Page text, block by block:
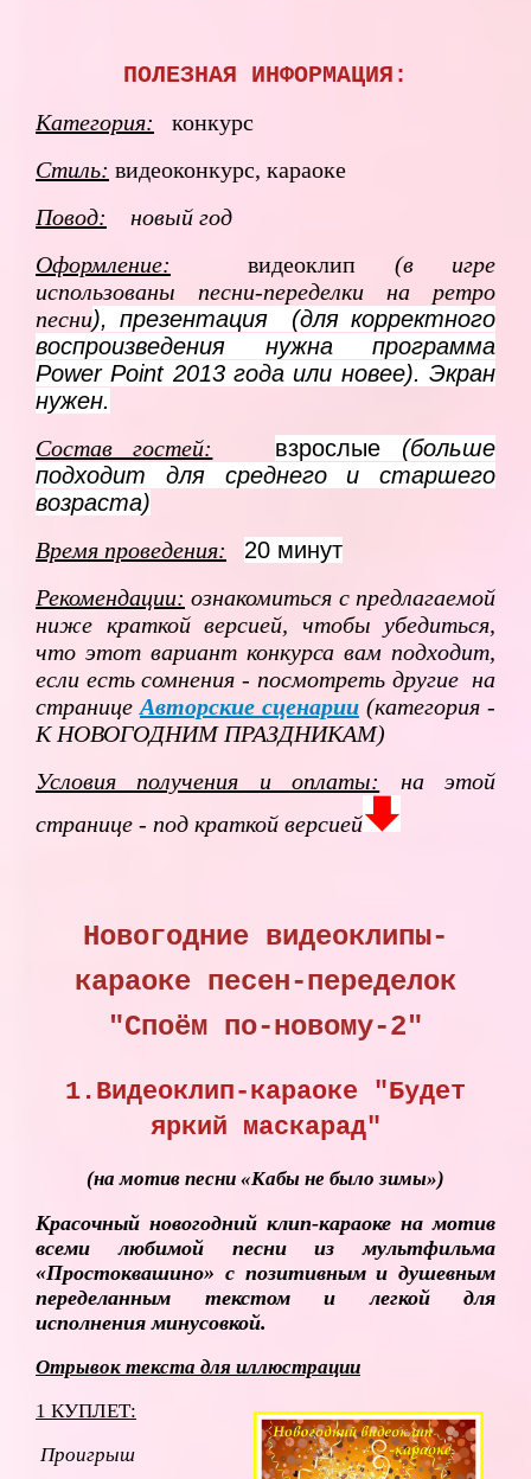
ПОЛЕЗНАЯ ИНФОРМАЦИЯ:
Категория: конкурс
Стиль: видеоконкурс, караоке
Повод: новый год
Оформление: видеоклип (в игре
использованы песни-переделки на ретро
песни), презентация (для корректного
воспроизведения нужна программа
Power Point 2013 года или новее). Экран
нужен.
Состав гостей:
взрослые (больше
подходит для среднего и старшего
возраста)
Время проведения:
20 минут
Рекомендации: ознакомиться с предлагаемой
ниже краткой версией, чтобы убедиться,
что этот вариант конкурса вам подходит,
если есть сомнения - посмотреть другие на
страницеАвторские сценарии (категория -
К НОВОГОДНИМ ПРАЗДНИКАМ)
Условия получения и оплаты:
на этой
странице - под краткой версией
Новогодние видеоклипы-
караоке песен-переделок
"Споём по-новому-2"
1.Видеоклип-караоке "Будет
яркий маскарад"
(на мотив песни «Кабы не было зимы»)
Красочный новогодний клип-караоке на мотив
всеми любимой песни из мультфильма
«Простоквашино» с позитивным и душевным
переделанным текстом и легкой для
исполнения минусовкой.
Отрывок текста для иллюстрации
1 КУПЛЕТ:
Проигрыш